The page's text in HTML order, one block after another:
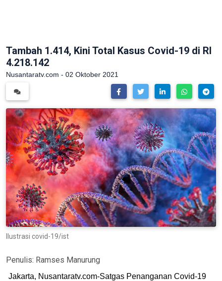
Tambah 1.414, Kini Total Kasus Covid-19 di RI
4.218.142
Nusantaratv.com - 02 Oktober 2021
Ilustrasi covid-19/ist
Penulis: Ramses Manurung
Jakarta, Nusantaratv.com-Satgas Penanganan Covid-19